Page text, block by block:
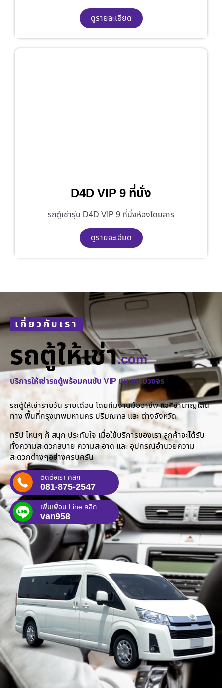
ดูรายละเอียด
D4D VIP 9 ที่นั่ง
รถตู้เช่ารุ่น D4D VIP 9 ที่นั่งห้องโดยสาร
ดูรายละเอียด
เกี่ยวกับเรา
รถตู้ให้เช่า.com
บริการให้เช่ารถตู้พร้อมคนขับ VIP แบบครบวงจร
รถตู้ให้เช่ารายวัน รายเดือน โดยทีมงานมืออาชีพ และ ชำนาญเส้น
ทาง พื้นที่กรุงเทพมหานคร ปริมณฑล และ ต่างจังหวัด
ทริป ไหนๆ ก็ สนุก ประทับใจ เมื่อใช้บริการของเรา ลูกค้าจะได้รับ
ทั้งความสะดวกสบาย ความสะอาด และ อุปกรณ์อำนวยความ
สะดวกต่างๆอย่างครบครัน
ติดต่อเรา คลิก
081-875-2547
เพิ่มเพื่อน Line คลิก
van958